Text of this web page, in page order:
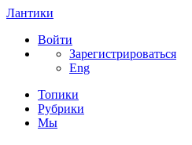
Лантики
Войти
Зарегистрироваться
Eng
Топики
Рубрики
Мы